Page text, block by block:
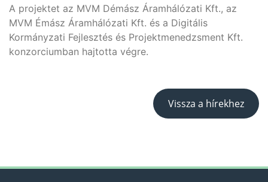
A projektet az MVM Démász Áramhálózati Kft., az
MVM Émász Áramhálózati Kft. és a Digitális
Kormányzati Fejlesztés és Projektmenedzsment Kft.
konzorciumban hajtotta végre.
Vissza a hírekhez